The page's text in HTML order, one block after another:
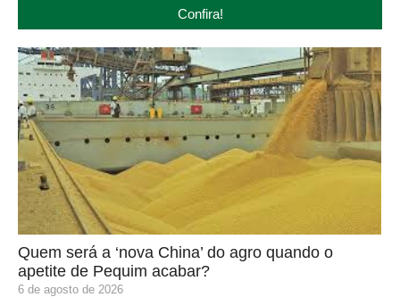
Confira!
Quem será a ‘nova China’ do agro quando o
apetite de Pequim acabar?
6 de agosto de 2026